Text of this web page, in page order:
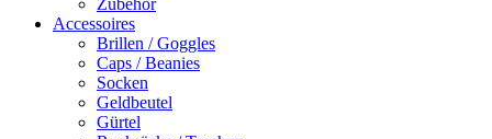
Accessoires
Brillen / Goggles
Caps / Beanies
Socken
Geldbeutel
Gürtel